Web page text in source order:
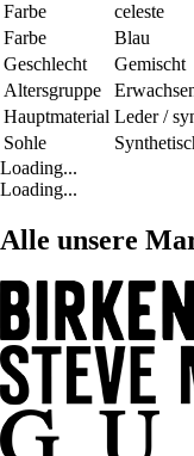
Farbe
celeste
Farbe
Blau
Geschlecht
Gemischt
Altersgruppe
Hauptmaterial Leder /
Sohle
Loading...
Loading...
Alle unsere